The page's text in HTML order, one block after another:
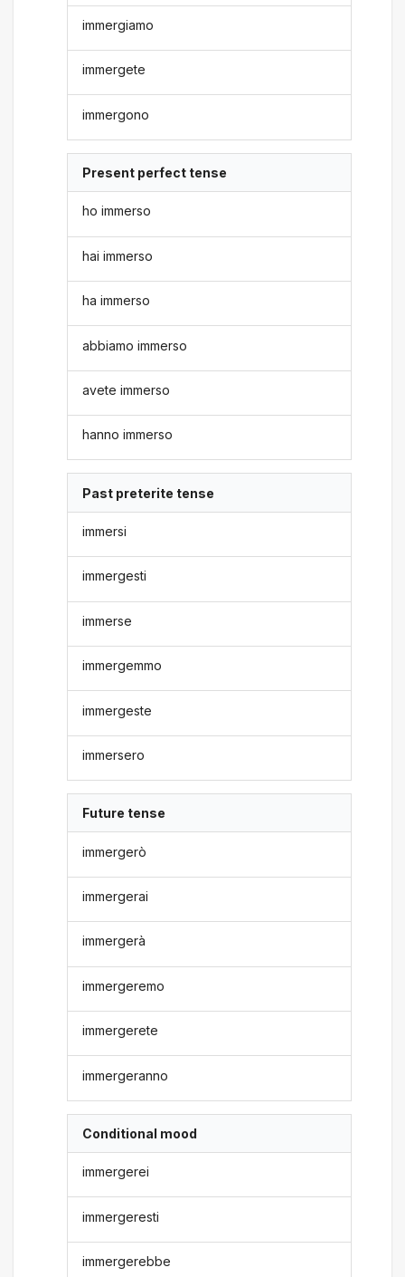
immergiamo
immergete
immergono
Present perfect tense
ho immerso
hai immerso
ha immerso
abbiamo immerso
avete immerso
hanno immerso
Past preterite tense
immersi
immergesti
immerse
immergemmo
immergeste
immersero
Future tense
immergerò
immergerai
immergerà
immergeremo
immergerete
immergeranno
Conditional mood
immergerei
immergeresti
immergerebbe